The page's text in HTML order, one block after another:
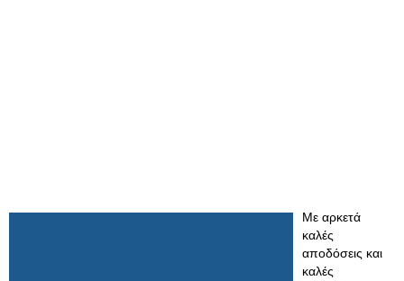
Με αρκετά
καλές
αποδόσεις και
καλές